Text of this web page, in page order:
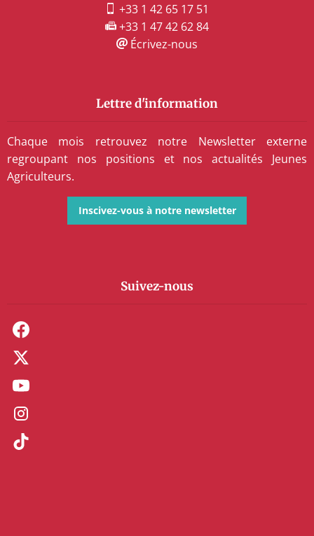
+33 1 42 65 17 51
+33 1 47 42 62 84
Écrivez-nous
Lettre d'information
Chaque mois retrouvez notre Newsletter externe
regroupant nos positions et nos actualités Jeunes
Agriculteurs.
Inscivez-vous à notre newsletter
Suivez-nous